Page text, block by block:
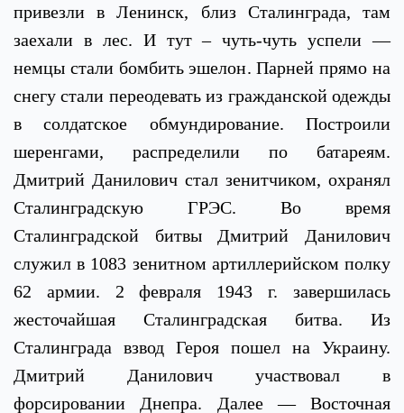
привезли в Ленинск, близ Сталинграда, там
заехали в лес. И тут – чуть-чуть успели —
немцы стали бомбить эшелон. Парней прямо на
снегу стали переодевать из гражданской одежды
в солдатское обмундирование. Построили
шеренгами, распределили по батареям.
Дмитрий Данилович стал зенитчиком, охранял
Сталинградскую ГРЭС. Во время
Сталинградской битвы Дмитрий Данилович
служил в 1083 зенитном артиллерийском полку
62 армии. 2 февраля 1943 г. завершилась
жесточайшая Сталинградская битва. Из
Сталинграда взвод Героя пошел на Украину.
Дмитрий Данилович участвовал в
форсировании Днепра. Далее — Восточная